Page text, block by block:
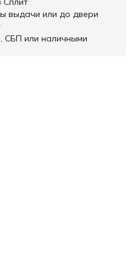
выдачи или до двери
СБП или наличными